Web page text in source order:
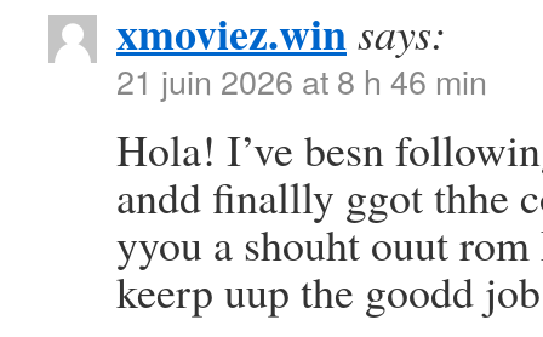
xmoviez.winsays:
21 juin 2026 at 8 h 46 min
Hola! I’ve besn
andd finallly ggot thhe
yyou a shouht ouut
keerp uup the goodd